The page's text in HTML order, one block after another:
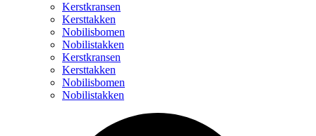
Kerstkransen
Kersttakken
Nobilisbomen
Nobilistakken
Kerstkransen
Kersttakken
Nobilisbomen
Nobilistakken